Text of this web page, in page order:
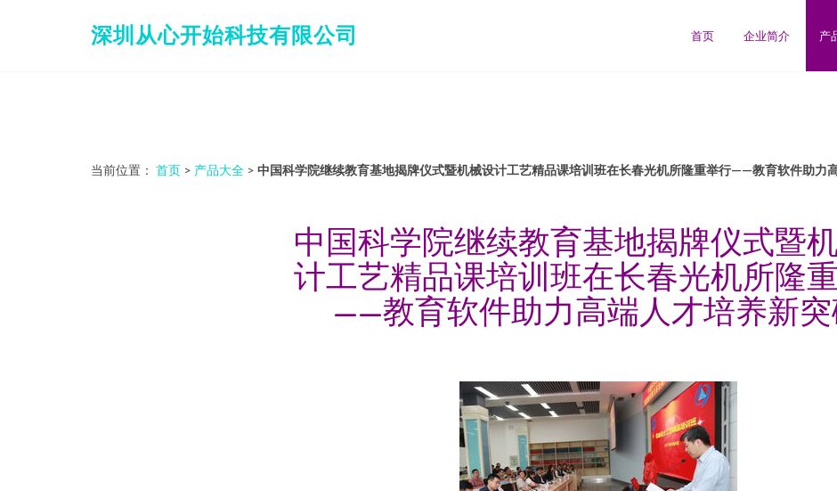
深圳从心开始科技有限公司 首页 企业简介 产
当前位置： 首页 > 产品大全 > 中国科学院继续教育基地揭牌仪式暨机械设计工艺精品课培训班在长春光机所隆重举行——教育软件助力
中国科学院继续教育基地揭牌仪式暨
计工艺精品课培训班在长春光机所隆
——教育软件助力高端人才培养新